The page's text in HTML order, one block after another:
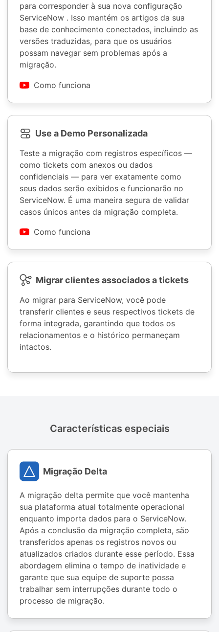
para corresponder à sua nova configuração
ServiceNow . Isso mantém os artigos da sua
base de conhecimento conectados, incluindo as
versões traduzidas, para que os usuários
possam navegar sem problemas após a
migração.
Como funciona
Use a Demo Personalizada
Teste a migração com registros específicos —
como tickets com anexos ou dados
confidenciais — para ver exatamente como
seus dados serão exibidos e funcionarão no
ServiceNow. É uma maneira segura de validar
casos únicos antes da migração completa.
Como funciona
Migrar clientes associados a tickets
Ao migrar para ServiceNow, você pode
transferir clientes e seus respectivos tickets de
forma integrada, garantindo que todos os
relacionamentos e o histórico permaneçam
intactos.
Características especiais
Migração Delta
A migração delta permite que você mantenha
sua plataforma atual totalmente operacional
enquanto importa dados para o ServiceNow.
Após a conclusão da migração completa, são
transferidos apenas os registros novos ou
atualizados criados durante esse período. Essa
abordagem elimina o tempo de inatividade e
garante que sua equipe de suporte possa
trabalhar sem interrupções durante todo o
processo de migração.